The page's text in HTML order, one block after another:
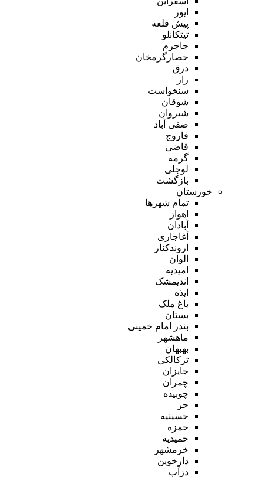
ایور
پیش قلعه
تیتکانلو
جاجرم
حصارگرمخان
درق
راز
سنخواست
شوقان
شیروان
صفی آباد
فاروج
قاضی
گرمه
لوجلی
بازگشت
خوزستان
تمام شهر‌ها
اهواز
آبادان
آغاجاری
اروندکنار
الوان
امیدیه
اندیمشک
ایذه
باغ ملک
بستان
بندر امام خمینی
ماهشهر
بهبهان
ترکالکی
جایزان
چمران
چوبیده
حر
حسینیه
حمزه
حمیدیه
خرمشهر
دارخوین
دزآب